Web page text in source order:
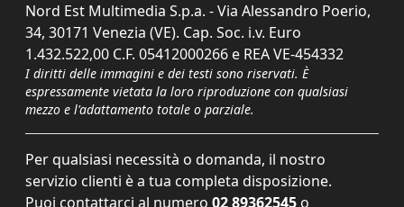
Nord Est Multimedia S.p.a. - Via Alessandro Poerio,
34, 30171 Venezia (VE). Cap. Soc. i.v. Euro
1.432.522,00 C.F. 05412000266 e REA VE-454332
I diritti delle immagini e dei testi sono riservati. È
espressamente vietata la loro riproduzione con qualsiasi
mezzo e l'adattamento totale o parziale.
Per qualsiasi necessità o domanda, il nostro
servizio clienti è a tua completa disposizione.
Puoi contattarci al numero 02 89362545 o